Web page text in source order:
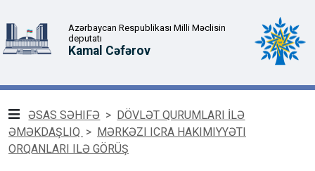
Azərbaycan Respublikası Milli Məclisin
deputatı
Kamal Cəfərov
ƏSAS SƏHIFƏ > DÖVLƏT QURUMLARI İLƏ
ƏMƏKDAŞLIQ > MƏRKƏZI ICRA HAKIMIYYƏTI
ORQANLARI ILƏ GÖRÜŞ